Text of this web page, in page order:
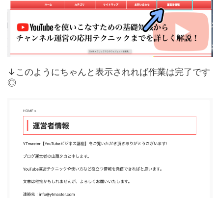
↓このようにちゃんと表示されれば作業は完了です
◎